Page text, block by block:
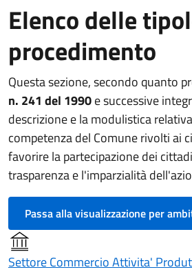
Elenco delle
procedimento
Questa sezione, secondo quanto
n. 241 del 1990e successive
descrizione e la modulistica
competenza del Comune rivolti ai
favorire la partecipazione dei
trasparenza e l'imparzialità
Passa alla visualizzazione per
Settore Commercio Attivita'